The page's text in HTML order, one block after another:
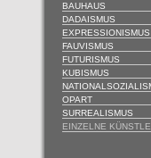
BAUHAUS
DADAISMUS
EXPRESSIONISMUS
FAUVISMUS
FUTURISMUS
KUBISMUS
OPART
SURREALISMUS
EINZELNE